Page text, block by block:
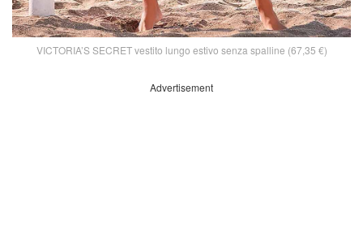
VICTORIA’S SECRET vestito lungo estivo senza spalline (67,35 €)
Advertisement